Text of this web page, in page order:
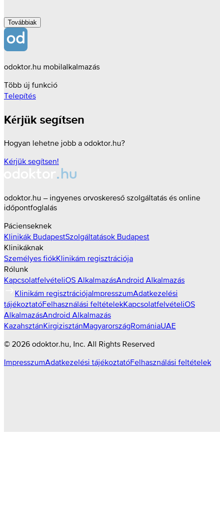
Továbbiak
odoktor.hu mobilalkalmazás
Több új funkció
Telepítés
Kérjük segítsen
Hogyan lehetne jobb a odoktor.hu?
Kérjük segítsen!
odoktor.hu – ingyenes orvoskereső szolgáltatás és online
időpontfoglalás
Pácienseknek
Klinikák BudapestSzolgáltatások Budapest
Klinikáknak
Személyes fiókKlinikám regisztrációja
Rólunk
KapcsolatfelvételiOS AlkalmazásAndroid Alkalmazás
Klinikám regisztrációjaImpresszumAdatkezelési
tájékoztatóFelhasználási feltételekKapcsolatfelvételiOS
AlkalmazásAndroid Alkalmazás
KazahsztánKirgizisztánMagyarországRomániaUAE
© 2026 odoktor.hu, Inc. All Rights Reserved
ImpresszumAdatkezelési tájékoztatóFelhasználási feltételek